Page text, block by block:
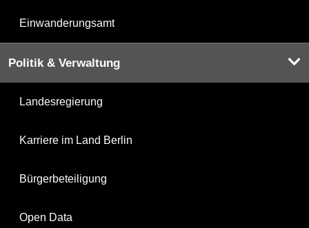
Einwanderungsamt
Politik & Verwaltung
Landesregierung
Karriere im Land Berlin
Bürgerbeteiligung
Open Data